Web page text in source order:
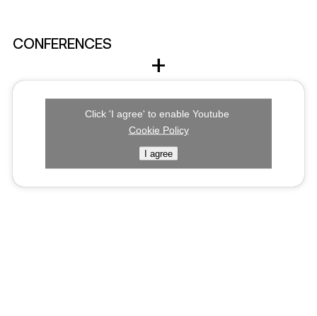
Click 'I agree' to enable Youtube
Cookie Policy
I agree
CONFERENCES
+
conferences, seminars, and workshops on
construction, to the real estate market.